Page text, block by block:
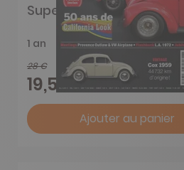
Super VW Magazine
1 an
28 €
19,55 € -30%
Ajouter au panier